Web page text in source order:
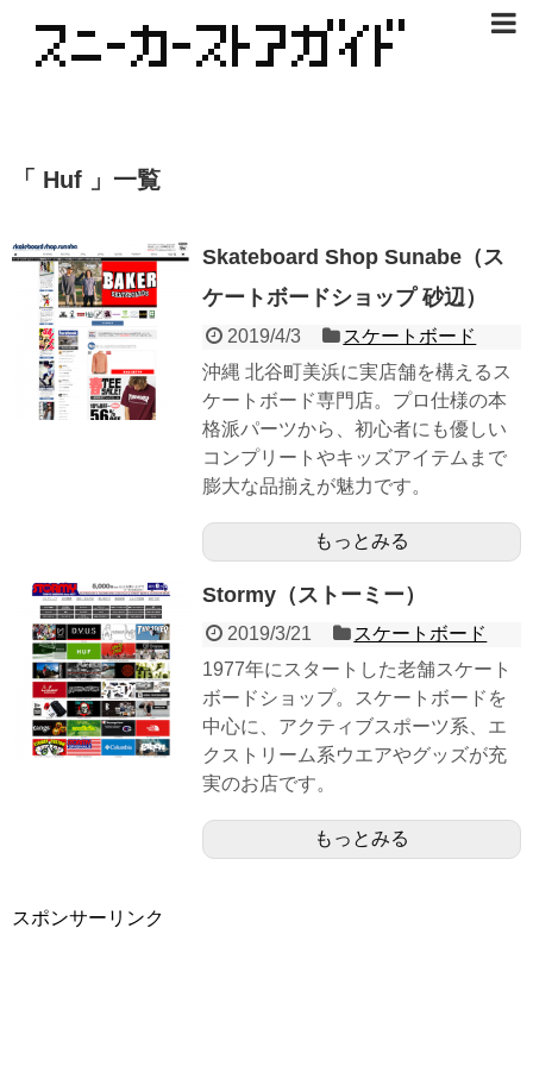
「 Huf 」一覧
Skateboard Shop Sunabe（ス
ケートボードショップ 砂辺）
2019/4/3
スケートボード
沖縄 北谷町美浜に実店舗を構えるス
ケートボード専門店。プロ仕様の本
格派パーツから、初心者にも優しい
コンプリートやキッズアイテムまで
膨大な品揃えが魅力です。
もっとみる
Stormy（ストーミー）
2019/3/21
スケートボード
1977年にスタートした老舗スケート
ボードショップ。スケートボードを
中心に、アクティブスポーツ系、エ
クストリーム系ウエアやグッズが充
実のお店です。
もっとみる
スポンサーリンク